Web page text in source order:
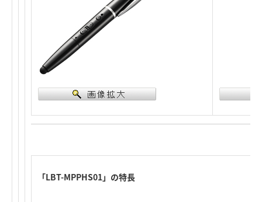
「LBT-MPPHS01」の特長